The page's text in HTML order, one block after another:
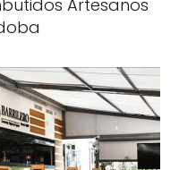
Artesanos